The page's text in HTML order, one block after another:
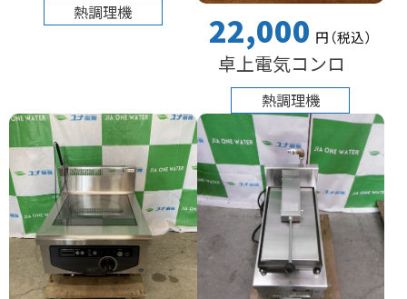
熱調理機 22,000 円（税込）
卓上電気コンロ
熱調理機